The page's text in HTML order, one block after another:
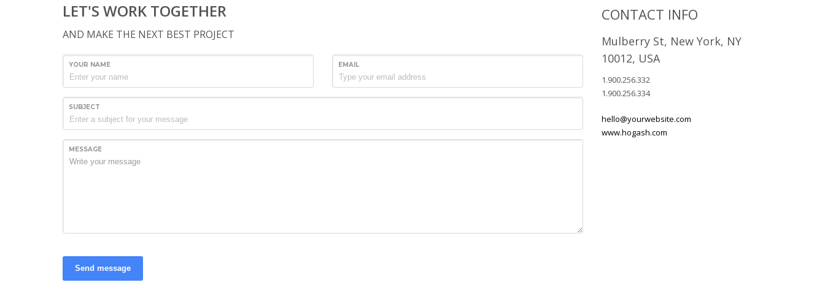
LET'S WORK TOGETHER
AND MAKE THE NEXT BEST PROJECT
YOUR NAME EMAIL
SUBJECT
MESSAGE
Send message
CONTACT INFO
Mulberry St, New York, NY
10012, USA
1.900.256.332
1.900.256.334
hello@yourwebsite.com
www.hogash.com